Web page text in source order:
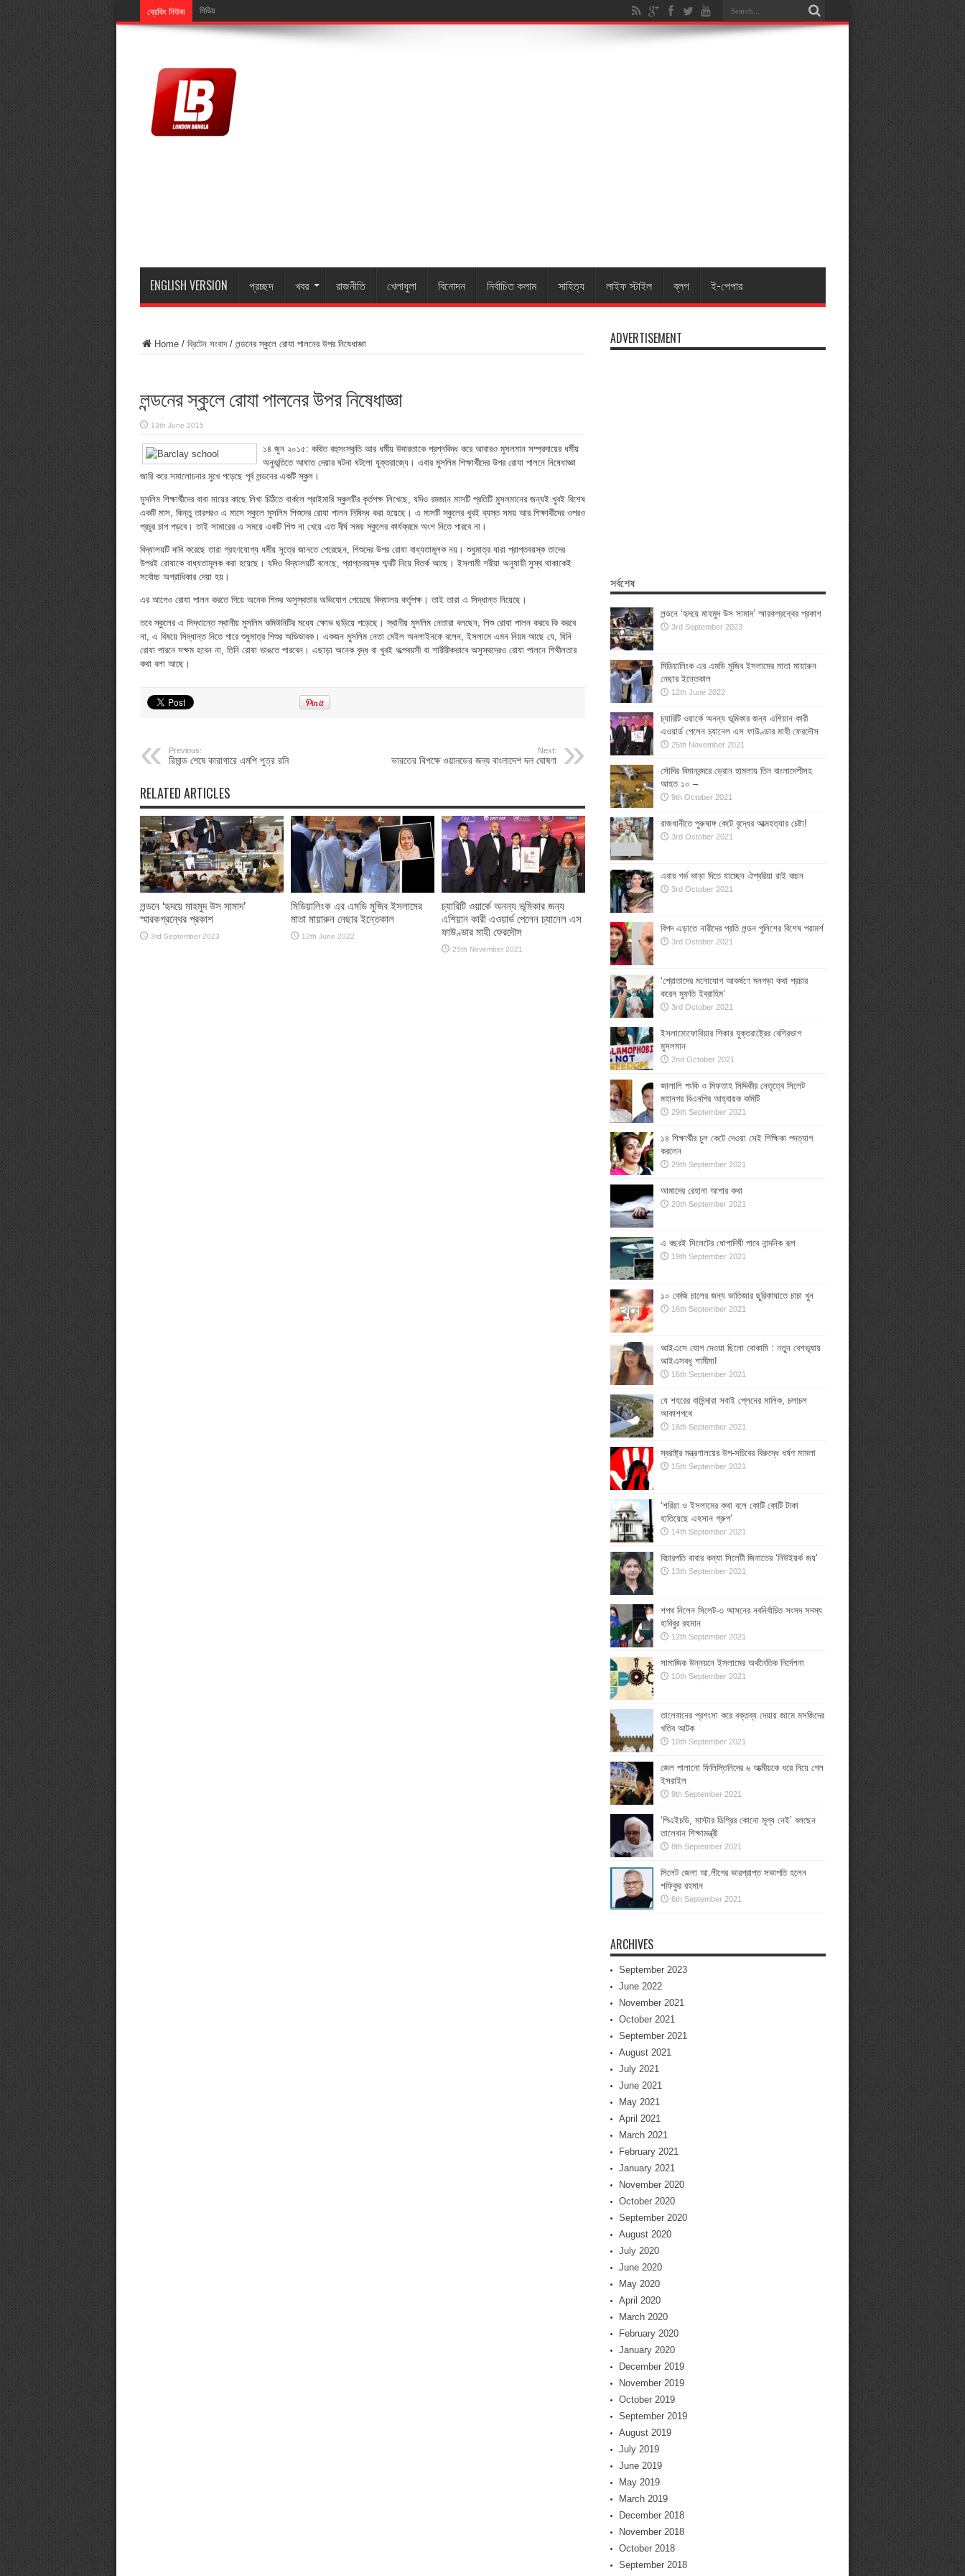
ব্রেকিং নিউজ মিডিয়ালিংক এর এমডি মুজিব ইসলামের মাতা মায়ার
ENGLISH VERSION প্রচ্ছদ খবর রাজনীতি খেলাধুলা বিনোদন নির্বাচিত কলাম সাহিত্য লাইফ স্টাইল ব্লগ ই-পেপার
Home/ ব্রিটেন সংবাদ/ লন্ডনের স্কুলে রোযা পালনের উপর নিষেধাজ্ঞা
লন্ডনের স্কুলে রোযা পালনের উপর নিষেধাজ্ঞা
13th June 2015
১৪ জুন ২০১৫: কথিত বহুসংস্কৃতি আর ধর্মীয় উদারতাকে প্রশ্নবিদ্ধ করে আবারও মুসলমান সম্প্রদায়ের ধর্মীয়
অনুভূতিতে আঘাত দেয়ার ঘটনা ঘটলো যুক্তরাজ্যে। এবার মুসলিম শিক্ষার্থীদের উপর রোযা পালনে নিষেধাজ্ঞা
জারি করে সমালোচনার মুখে পড়েছে পূর্ব লন্ডনের একটি স্কুল।
মুসলিম শিক্ষার্থীদের বাবা মায়ের কাছে লিখা চিঠিতে বার্কলে প্রাইমারি স্কুলটির কৃর্তপক্ষ লিখেছে, যদিও রমজান মাসটি প্রতিটি মুসলমানের জন্যই খুবই বিশেষ
একটি মাস, কিন্তু তারপরও এ মাসে স্কুলে মুসলিম শিশুদের রোযা পালন নিষিদ্ধ করা হয়েছে। এ মাসটি স্কুলের খুবই ব্যস্ত সময় আর শিক্ষার্থীদের ওপরও
প্রচুর চাপ পড়বে। তাই সামারের এ সময়ে একটি শিশু না খেয়ে এত দীর্ঘ সময় স্কুলের কার্যক্রমে অংশ নিতে পারবে না।
বিদ্যালয়টি দাবি করেছে তারা গ্রহণযোগ্য ধর্মীয় সূত্রে জানতে পেরেছেন, শিশুদের উপর রোযা বাধ্যতামূলক নয়। শুধুমাত্র যারা প্রাপ্তবয়স্ক তাদের
উপরই রোযাকে বাধ্যতামূলক করা হয়েছে। যদিও বিদ্যালয়টি বলেছে, প্রাপ্তবয়স্ক শব্দটি নিয়ে বিতর্ক আছে। ইসলামী শরীয়া অনুযায়ী সুস্থ থাকাকেই
সর্বোচ্চ অগ্রাধিকার দেয়া হয়।
এর আগেও রোযা পালন করতে গিয়ে অনেক শিশুর অসুস্থতার অভিযোগ পেয়েছে বিদ্যালয় কর্তৃপক্ষ। তাই তারা এ সিদ্ধান্ত নিয়েছে।
তবে স্কুলের এ সিদ্ধান্তে স্থানীয় মুসলিম কমিউনিটির মধ্যে ক্ষোভ ছড়িয়ে পড়েছে। স্থানীয় মুসলিম নেতারা বলছেন, শিশু রোযা পালন করবে কি করবে
না, এ বিষয়ে সিদ্ধান্ত নিতে পারে শুধুমাত্র শিশুর অভিভাবক। একজন মুসলিম নেতা মেইল অনলাইনকে বলেন, ইসলামে এমন নিয়ম আছে যে, যিনি
রোযা পারনে সক্ষম হবেন না, তিনি রোযা ভাঙতে পারবেন। এছাড়া অনেক বৃদ্ধ বা খুবই অল্পবয়সী বা শারীরীকভাবে অসুস্থদেরও রোযা পালনে শিথীলতার
কথা বলা আছে।
Previous:
রিমান্ড শেষে কারাগারে এমপি পুত্র রনি
Next:
ভারতের বিপক্ষে ওয়ানডের জন্য বাংলাদেশ দল ঘোষণা
RELATED ARTICLES
লন্ডনে ‘হৃদয়ে মাহমুদ উস সামাদ’
স্মারকগ্রন্থের প্রকাশ
3rd September 2023
মিডিয়ালিংক এর এমডি মুজিব ইসলামের
মাতা মায়ারুন নেছার ইন্তেকাল
12th June 2022
চ্যারিটি ওয়ার্কে অনন্য ভূমিকার জন্য
এশিয়ান কারী এওয়ার্ড পেলেন চ্যানেল এস
ফাউণ্ডার মাহী ফেরদৌস
25th November 2021
ADVERTISEMENT
সর্বশেষ
লন্ডনে ‘হৃদয়ে মাহমুদ উস সামাদ’ স্মারকগ্রন্থের প্রকাশ
3rd September 2023
মিডিয়ালিংক এর এমডি মুজিব ইসলামের মাতা মায়ারুন
নেছার ইন্তেকাল
12th June 2022
চ্যারিটি ওয়ার্কে অনন্য ভূমিকার জন্য এশিয়ান কারী
এওয়ার্ড পেলেন চ্যানেল এস ফাউণ্ডার মাহী ফেরদৌস
25th November 2021
সৌদির বিমানবন্দরে ড্রোন হামলায় তিন বাংলাদেশীসহ
আহত ১০ –
9th October 2021
রাজধানীতে পুরুষাঙ্গ কেটে বৃদ্ধের আত্মহত্যার চেষ্টা!
3rd October 2021
এবার গর্ভ ভাড়া দিতে যাচ্ছেন ঐশ্বরিয়া রাই বচ্চন
3rd October 2021
বিপদ এড়াতে নারীদের প্রতি লন্ডন পুলিশের বিশেষ পরামর্শ
3rd October 2021
‘শ্রোতাদের মনোযোগ আকর্ষণে মনগড়া কথা প্রচার
করেন মুফতি ইব্রাহিম’
3rd October 2021
ইসলামোফোবিয়ার শিকার যুক্তরাষ্ট্রের বেশিরভাগ
মুসলমান
2nd October 2021
জালালি পংকি ও মিফতাহ সিদ্দিকীর নেতৃত্বে সিলেট
মহানগর বিএনপির আহ্বায়ক কমিটি
29th September 2021
১৪ শিক্ষার্থীর চুল কেটে দেওয়া সেই শিক্ষিকা পদত্যাগ
করলেন
29th September 2021
আমাদের রেহানা আপার কথা
20th September 2021
এ বছরই সিলেটের ধোপাদিঘী পাবে নান্দনিক রূপ
19th September 2021
১০ কেজি চালের জন্য ভাতিজার ছুরিকাঘাতে চাচা খুন
16th September 2021
আইএসে যোগ দেওয়া ছিলো বোকামি : নতুন বেশভূষায়
আইএসবধূ শামীমা!
16th September 2021
যে শহরের বাসিন্দারা সবাই প্লেনের মালিক, চলাচল
আকাশপথে
16th September 2021
স্বরাষ্ট্র মন্ত্রণালয়ের উপ-সচিবের বিরুদ্ধে ধর্ষণ মামলা
15th September 2021
‘শরিয়া ও ইসলামের কথা বলে কোটি কোটি টাকা
হাতিয়েছে এহসান গ্রুপ’
14th September 2021
বিচারপতি বাবার কন্যা সিলেটী জিনাতের ‘নিউইয়র্ক জয়’
13th September 2021
শপথ নিলেন সিলেট-৩ আসনের নবনির্বাচিত সংসদ সদস্য
হাবিবুর রহমান
12th September 2021
সামাজিক উন্নয়নে ইসলামের অর্থনৈতিক নির্দেশনা
10th September 2021
তালেবানের প্রশংসা করে বক্তব্য দেয়ায় জামে মসজিদের
খতিব আটক
10th September 2021
জেল পালানো ফিলিস্তিনিদের ৬ আত্মীয়কে ধরে নিয়ে গেল
ইসরাইল
9th September 2021
‘পিএইচডি, মাস্টার ডিগ্রির কোনো মূল্য নেই’ বলছেন
তালেবান শিক্ষামন্ত্রী
8th September 2021
সিলেট জেলা আ.লীগের ভারপ্রাপ্ত সভাপতি হলেন
শফিকুর রহমান
6th September 2021
ARCHIVES
September 2023
June 2022
November 2021
October 2021
September 2021
August 2021
July 2021
June 2021
May 2021
April 2021
March 2021
February 2021
January 2021
November 2020
October 2020
September 2020
August 2020
July 2020
June 2020
May 2020
April 2020
March 2020
February 2020
January 2020
December 2019
November 2019
October 2019
September 2019
August 2019
July 2019
June 2019
May 2019
March 2019
December 2018
November 2018
October 2018
September 2018